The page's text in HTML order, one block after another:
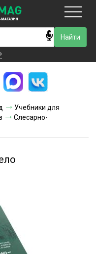
Учебники для
Слесарно-